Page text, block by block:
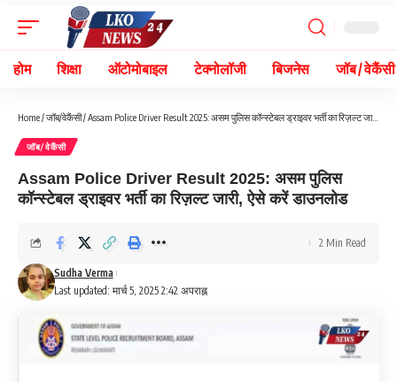
होम शिक्षा ऑटोमोबाइल टेक्नोलॉजी बिजनेस जॉब / वेकैंसी
Home/जॉब/वेकैंसी/Assam Police Driver Result 2025: असम पुलिस कॉन्स्टेबल ड्राइवर भर्ती का रिज़ल्ट जारी, ऐसे करें डाउनलोड
जॉब/वेकैंसी
Assam Police Driver Result 2025: असम पुलिस
कॉन्स्टेबल ड्राइवर भर्ती का रिज़ल्ट जारी, ऐसे करें डाउनलोड
Last updated: मार्च 5, 2025 2:42 अपराह्न
Sudha Verma
2 Min Read